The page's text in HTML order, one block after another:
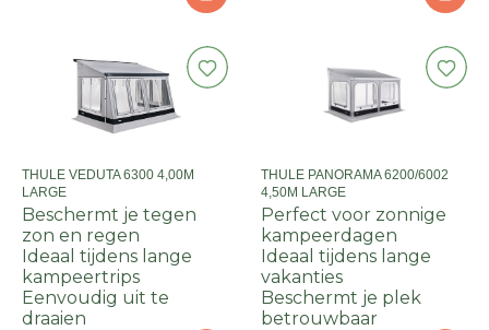
THULE VEDUTA 6300 4,00M
LARGE
Beschermt je tegen
zon en regen
Ideaal tijdens lange
kampeertrips
Eenvoudig uit te
draaien
THULE PANORAMA 6200/6002
4,50M LARGE
Perfect voor zonnige
kampeerdagen
Ideaal tijdens lange
vakanties
Beschermt je plek
betrouwbaar